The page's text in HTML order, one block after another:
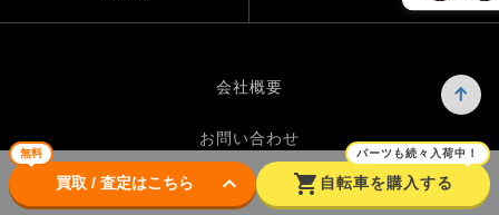
無料
買取 / 査定はこちら keyboard_arrow_down shopping_cart
パーツも続々入荷中！
自転車を購入する
会社概要
お問い合わせ
プライバシーポリシー